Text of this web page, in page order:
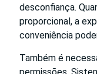
desconfiança.
proporcional, a
conveniência
Também é